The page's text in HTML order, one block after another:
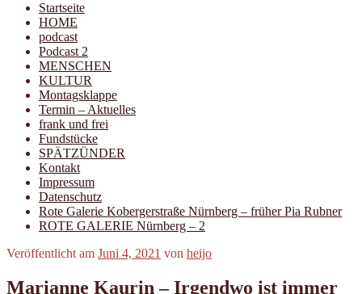
Startseite
HOME
podcast
Podcast 2
MENSCHEN
KULTUR
Montagsklappe
Termin – Aktuelles
frank und frei
Fundstücke
SPÄTZÜNDER
Kontakt
Impressum
Datenschutz
Rote Galerie Kobergerstraße Nürnberg – früher Pia Rubner
ROTE GALERIE Nürnberg – 2
Veröffentlicht am Juni 4, 2021 von heijo
Marianne Kaurin – Irgendwo ist immer